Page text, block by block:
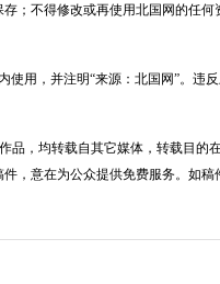
；不得修改或再使用北国网的任
使用，并注明“来源：北国网”。违
品，均转载自其它媒体，转载目的
，意在为公众提供免费服务。如